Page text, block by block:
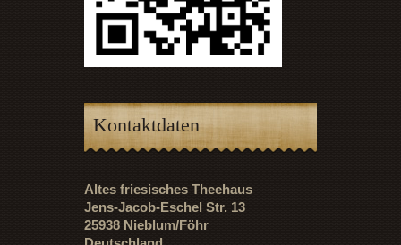
Kontaktdaten
Altes friesisches Theehaus
Jens-Jacob-Eschel Str. 13
25938 Nieblum/Föhr